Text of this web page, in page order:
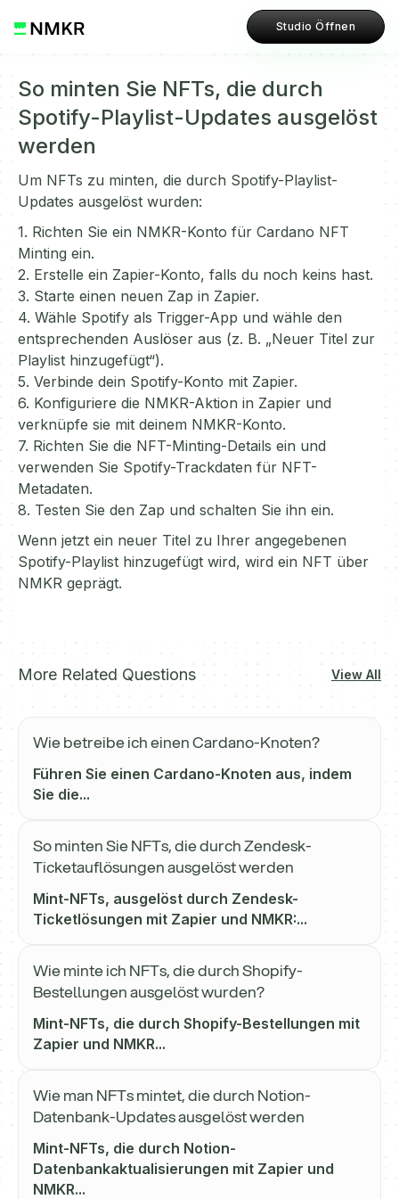
Studio Öffnen
So minten Sie NFTs, die durch
Spotify-Playlist-Updates ausgelöst
werden
Um NFTs zu minten, die durch Spotify-Playlist-
Updates ausgelöst wurden:
1. Richten Sie ein NMKR-Konto für Cardano NFT
Minting ein.
2. Erstelle ein Zapier-Konto, falls du noch keins hast.
3. Starte einen neuen Zap in Zapier.
4. Wähle Spotify als Trigger-App und wähle den
entsprechenden Auslöser aus (z. B. „Neuer Titel zur
Playlist hinzugefügt“).
5. Verbinde dein Spotify-Konto mit Zapier.
6. Konfiguriere die NMKR-Aktion in Zapier und
verknüpfe sie mit deinem NMKR-Konto.
7. Richten Sie die NFT-Minting-Details ein und
verwenden Sie Spotify-Trackdaten für NFT-
Metadaten.
8. Testen Sie den Zap und schalten Sie ihn ein.
Wenn jetzt ein neuer Titel zu Ihrer angegebenen
Spotify-Playlist hinzugefügt wird, wird ein NFT über
NMKR geprägt.
More Related Questions View All
Wie betreibe ich einen Cardano-Knoten?
Führen Sie einen Cardano-Knoten aus, indem
Sie die...
So minten Sie NFTs, die durch Zendesk-
Ticketauflösungen ausgelöst werden
Mint-NFTs, ausgelöst durch Zendesk-
Ticketlösungen mit Zapier und NMKR:...
Wie minte ich NFTs, die durch Shopify-
Bestellungen ausgelöst wurden?
Mint-NFTs, die durch Shopify-Bestellungen mit
Zapier und NMKR...
Wie man NFTs mintet, die durch Notion-
Datenbank-Updates ausgelöst werden
Mint-NFTs, die durch Notion-
Datenbankaktualisierungen mit Zapier und
NMKR...